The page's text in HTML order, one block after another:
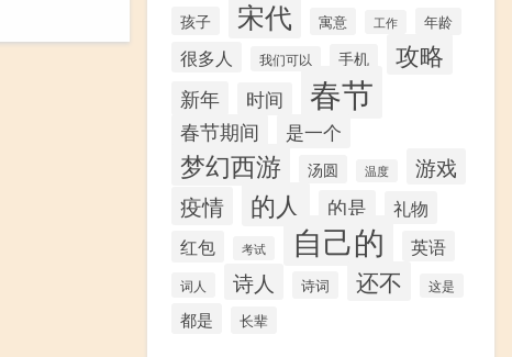
孩子 宋代 寓意 工作 年龄
很多人 我们可以 手机 攻略
新年 时间 春节
春节期间 是一个
梦幻西游 汤圆 温度 游戏
疫情 的人 的是 礼物
红包 考试 自己的 英语
词人 诗人 诗词 还不 这是
都是 长辈